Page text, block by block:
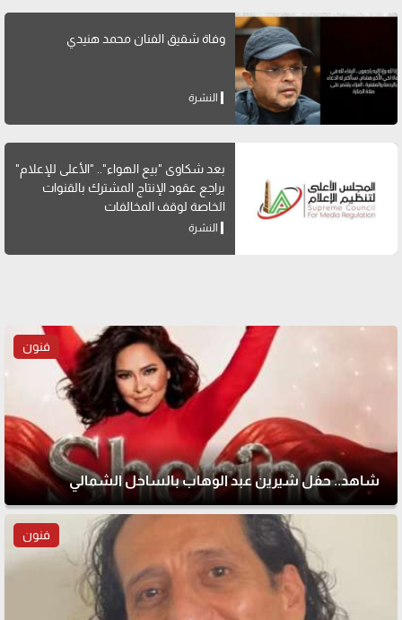
وفاة شقيق الفنان محمد هنيدي
النشرة
بعد شكاوى "بيع الهواء".. "الأعلى للإعلام"
يراجع عقود الإنتاج المشترك بالقنوات
الخاصة لوقف المخالفات
النشرة
فنون
شاهد.. حفل شيرين عبد الوهاب بالساحل الشمالي
فنون